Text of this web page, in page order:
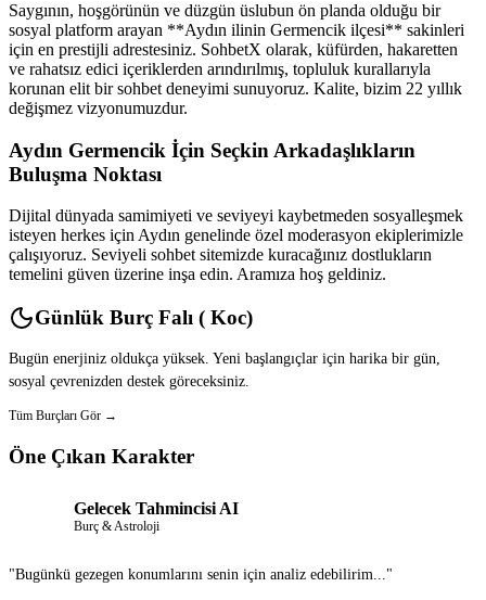
Saygının, hoşgörünün ve düzgün üslubun ön planda olduğu bir
sosyal platform arayan **Aydın ilinin Germencik ilçesi** sakinleri
için en prestijli adrestesiniz. SohbetX olarak, küfürden, hakaretten
ve rahatsız edici içeriklerden arındırılmış, topluluk kurallarıyla
korunan elit bir sohbet deneyimi sunuyoruz. Kalite, bizim 22 yıllık
değişmez vizyonumuzdur.
Aydın Germencik İçin Seçkin Arkadaşlıkların
Buluşma Noktası
Dijital dünyada samimiyeti ve seviyeyi kaybetmeden sosyalleşmek
isteyen herkes için Aydın genelinde özel moderasyon ekiplerimizle
çalışıyoruz. Seviyeli sohbet sitemizde kuracağınız dostlukların
temelini güven üzerine inşa edin. Aramıza hoş geldiniz.
Günlük Burç Falı ( Koc)
Bugün enerjiniz oldukça yüksek. Yeni başlangıçlar için harika bir gün,
sosyal çevrenizden destek göreceksiniz.
Tüm Burçları Gör →
Öne Çıkan Karakter
Gelecek Tahmincisi AI
Burç & Astroloji
"Bugünkü gezegen konumlarını senin için analiz edebilirim..."